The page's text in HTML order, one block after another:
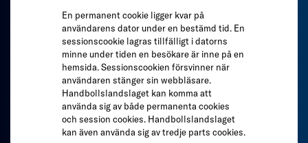
En permanent cookie ligger kvar på
användarens dator under en bestämd tid. En
sessionscookie lagras tillfälligt i datorns
minne under tiden en besökare är inne på en
hemsida. Sessionscookien försvinner när
användaren stänger sin webbläsare.
Handbollslandslaget kan komma att
använda sig av både permanenta cookies
och session cookies. Handbollslandslaget
kan även använda sig av tredje parts cookies.